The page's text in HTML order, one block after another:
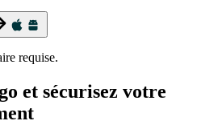
requise.
et sécurisez votre